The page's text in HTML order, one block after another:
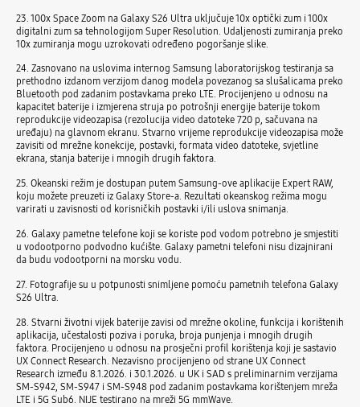
23. 100x Space Zoom na Galaxy S26 Ultra uključuje 10x optički zum i 100x
digitalni zum sa tehnologijom Super Resolution. Udaljenosti zumiranja preko
10x zumiranja mogu uzrokovati određeno pogoršanje slike.
24. Zasnovano na uslovima internog Samsung laboratorijskog testiranja sa
prethodno izdanom verzijom danog modela povezanog sa slušalicama preko
Bluetooth pod zadanim postavkama preko LTE. Procijenjeno u odnosu na
kapacitet baterije i izmjerena struja po potrošnji energije baterije tokom
reprodukcije videozapisa (rezolucija video datoteke 720 p, sačuvana na
uređaju) na glavnom ekranu. Stvarno vrijeme reprodukcije videozapisa može
zavisiti od mrežne konekcije, postavki, formata video datoteke, svjetline
ekrana, stanja baterije i mnogih drugih faktora.
25. Okeanski režim je dostupan putem Samsung-ove aplikacije Expert RAW,
koju možete preuzeti iz Galaxy Store-a. Rezultati okeanskog režima mogu
varirati u zavisnosti od korisničkih postavki i/ili uslova snimanja.
26. Galaxy pametne telefone koji se koriste pod vodom potrebno je smjestiti
u vodootporno podvodno kućište. Galaxy pametni telefoni nisu dizajnirani
da budu vodootporni na morsku vodu.
27. Fotografije su u potpunosti snimljene pomoću pametnih telefona Galaxy
S26 Ultra.
28. Stvarni životni vijek baterije zavisi od mrežne okoline, funkcija i korištenih
aplikacija, učestalosti poziva i poruka, broja punjenja i mnogih drugih
faktora. Procijenjeno u odnosu na prosječni profil korištenja koji je sastavio
UX Connect Research. Nezavisno procijenjeno od strane UX Connect
Research između 8.1.2026. i 30.1.2026. u UK i SAD s preliminarnim verzijama
SM-S942, SM-S947 i SM-S948 pod zadanim postavkama korištenjem mreža
LTE i 5G Sub6. NIJE testirano na mreži 5G mmWave.